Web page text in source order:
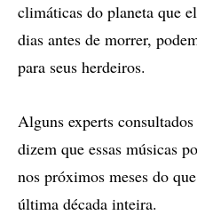
climáticas do planeta que
dias antes de morrer,
para seus herdeiros.
Alguns experts
dizem que essas músicas
nos próximos meses do
última década inteira.